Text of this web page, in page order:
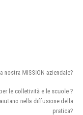
MISSION aziendale?
le colletività e le scuole ?
nella diffusione della
pratica?